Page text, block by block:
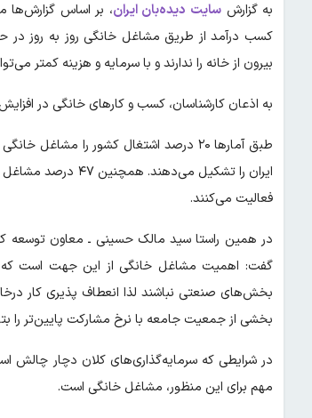
به گزارشسایت دیده‌بان ایران
کسب درآمد از طریق مشاغل خانگی روز به روز
بیرون از خانه را ندارند و با سرمایه و هزینه کمتر
به اذعان کارشناسان، کسب و کارهای خانگی در
فعالیت می‌کنند.
گفت: اهمیت مشاغل خانگی از این جهت است که
بخش‌های صنعتی نباشند لذا انعطاف پذیری کار
بخشی از جمعیت جامعه با نرخ مشارکت پایین‌تر را
در شرایطی که سرمایه‌گذاری‌های کلان دچار چالش
مهم برای این منظور، مشاغل خانگی است.